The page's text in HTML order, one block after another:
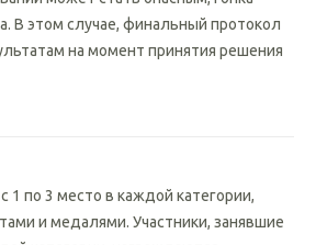
политических и т.д.), таких, что
может стать опасным, гонка
В этом случае, финальный протокол
1 по 3 место в каждой категории,